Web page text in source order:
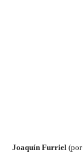
Joaquín Furriel (por